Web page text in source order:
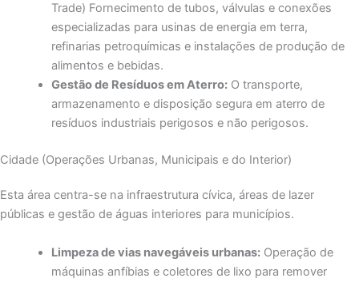
Trade) Fornecimento de tubos, válvulas e conexões
especializadas para usinas de energia em terra,
refinarias petroquímicas e instalações de produção de
alimentos e bebidas.
Gestão de Resíduos em Aterro:O transporte,
armazenamento e disposição segura em aterro de
resíduos industriais perigosos e não perigosos.
Cidade (Operações Urbanas, Municipais e do Interior)
Esta área centra-se na infraestrutura cívica, áreas de lazer
públicas e gestão de águas interiores para municípios.
Limpeza de vias navegáveis ​​urbanas:Operação de
máquinas anfíbias e coletores de lixo para remover